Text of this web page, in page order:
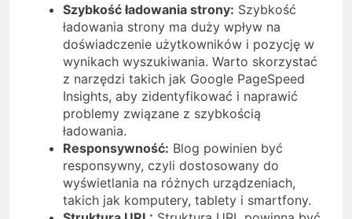
Szybkość ładowania strony: Szybkość
ładowania strony ma duży wpływ na
doświadczenie użytkowników i pozycję w
wynikach wyszukiwania. Warto skorzystać
z narzędzi takich jak Google PageSpeed
Insights, aby zidentyfikować i naprawić
problemy związane z szybkością
ładowania.
Responsywność: Blog powinien być
responsywny, czyli dostosowany do
wyświetlania na różnych urządzeniach,
takich jak komputery, tablety i smartfony.